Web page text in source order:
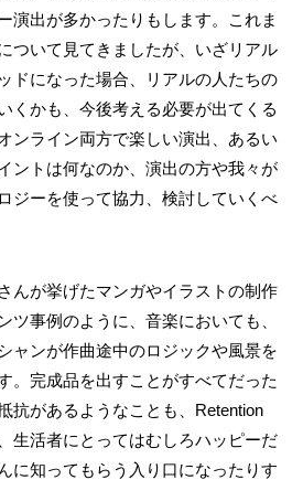
演出が多かったりもします。これま
ついて見てきましたが、いざリアル
ドになった場合、リアルの人たちの
くかも、今後考える必要が出てくる
ンライン両方で楽しい演出、あるい
ントは何なのか、演出の方や我々が
ジーを使って協力、検討していくべ
んが挙げたマンガやイラストの制作
ツ事例のように、音楽においても、
ャンが作曲途中のロジックや風景を
。完成品を出すことがすべてだった
抗があるようなことも、Retention
生活者にとってはむしろハッピーだ
に知ってもらう入り口になったりす